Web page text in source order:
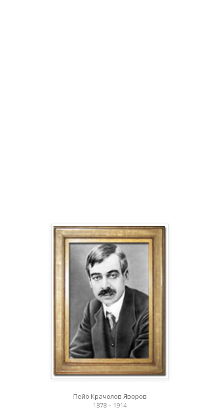
Пейо Крачолов Яворов
1878 – 1914